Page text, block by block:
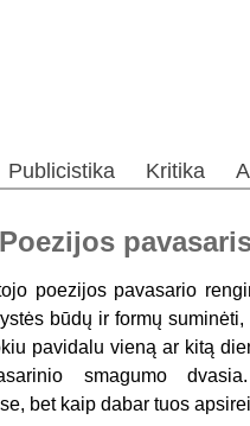
Publicistika Kritika
poezijos pavasario
būdų ir formų
pavidalu vieną ar kitą
smagumo
bet kaip dabar tuos